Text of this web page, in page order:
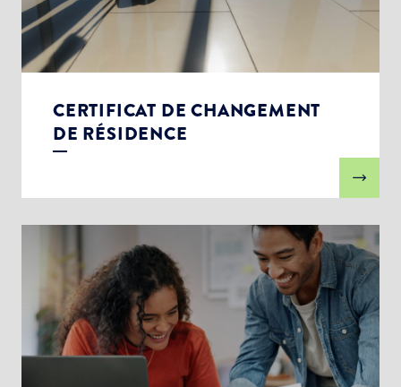
CERTIFICAT DE CHANGEMENT
DE RÉSIDENCE